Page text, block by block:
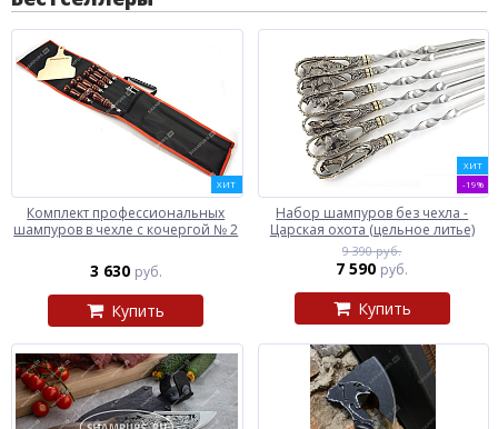
ХИТ
Комплект профессиональных
шампуров в чехле с кочергой № 2
3 630 руб.
Купить
ХИТ
-19%
Набор шампуров без чехла -
Царская охота (цельное литье)
9 390 руб.
7 590 руб.
Купить